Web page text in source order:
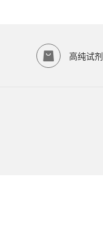
ECOTOP
参照产品说明书中的保
SCIENTIFIC常
高纯试